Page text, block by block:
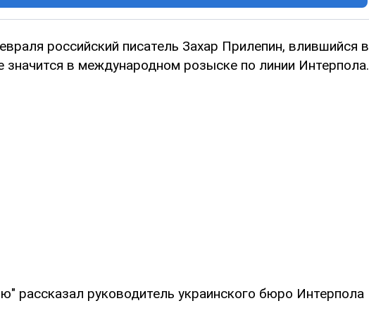
российский писатель Захар Прилепин, влившийся в
в международном розыске по линии Интерпола.
рассказал руководитель украинского бюро Интерпола